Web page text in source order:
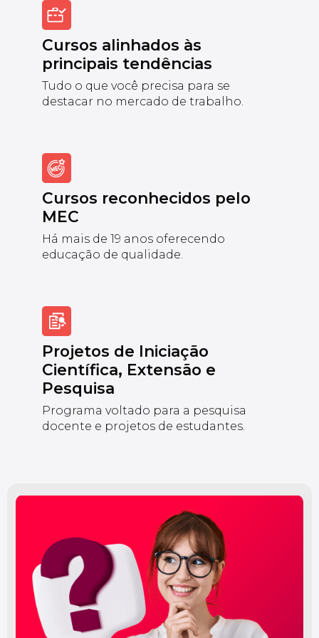
Cursos alinhados às
principais tendências
Tudo o que você precisa para se
destacar no mercado de trabalho.
Cursos reconhecidos pelo
MEC
Há mais de 19 anos oferecendo
educação de qualidade.
Projetos de Iniciação
Científica, Extensão e
Pesquisa
Programa voltado para a pesquisa
docente e projetos de estudantes.